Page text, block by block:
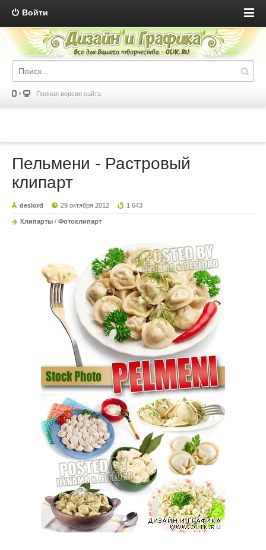
Войти
Полная версия сайта
Пельмени - Растровый
клипарт
deslord 29 октября 2012 1 643
Клипарты / Фотоклипарт